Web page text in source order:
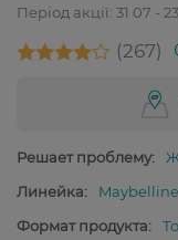
Період акції: 31 07 -
267
Решает проблему:
Линейка:
Формат продукта: